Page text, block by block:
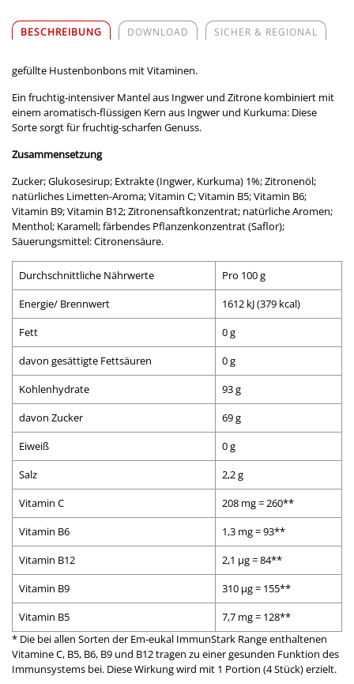
BESCHREIBUNG DOWNLOAD SICHER & REGIONAL
gefüllte Hustenbonbons mit Vitaminen.
Ein fruchtig-intensiver Mantel aus Ingwer und Zitrone kom­biniert mit
einem aromatisch-flüssigen Kern aus Ingwer und Kurkuma: Diese
Sorte sorgt für fruchtig-scharfen Genuss.
Zusammensetzung
Zucker; Glukosesirup; Extrakte (Ingwer, Kurkuma) 1%; Zitronenöl;
natürliches Limetten-Aroma; Vitamin C; Vitamin B5; Vitamin B6;
Vitamin B9; Vitamin B12; Zitronensaftkonzentrat; natürliche Aromen;
Menthol; Karamell; färbendes Pflanzenkonzentrat (Saflor);
Säuerungsmittel: Citronensäure.
Durchschnittliche Nährwerte
Pro 100 g
Energie/ Brennwert
1612 kJ (379 kcal)
Fett
0 g
davon gesättigte Fettsäuren
0 g
Kohlenhydrate
93 g
davon Zucker
69 g
Eiweiß
0 g
Salz
2,2 g
Vitamin C
208 mg = 260**
Vitamin B6
1,3 mg = 93**
Vitamin B12
2,1 µg = 84**
Vitamin B9
310 µg = 155**
Vitamin B5
7,7 mg = 128**
* Die bei allen Sorten der Em‑eukal ImmunStark Range enthaltenen
Vitamine C, B5, B6, B9 und B12 tragen zu einer gesunden Funktion des
Immunsystems bei. Diese Wirkung wird mit 1 Portion (4 Stück) erzielt.